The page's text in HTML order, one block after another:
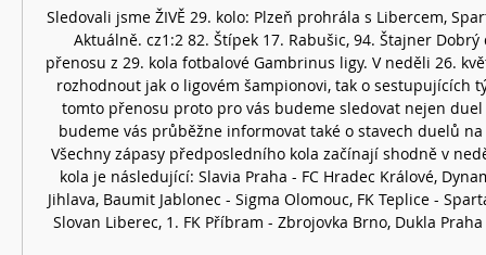
Sledovali jsme ŽIVĚ 29. kolo: Plzeň prohrála s Libercem,
Aktuálně. cz1:2 82. Štípek 17. Rabušic, 94. Štajner
přenosu z 29. kola fotbalové Gambrinus ligy. V neděli 26.
rozhodnout jak o ligovém šampionovi, tak o sestupujících
tomto přenosu proto pro vás budeme sledovat nejen duel
budeme vás průběžne informovat také o stavech duelů
Všechny zápasy předposledního kola začínají shodně v
kola je následující: Slavia Praha - FC Hradec Králové,
Jihlava, Baumit Jablonec - Sigma Olomouc, FK Teplice -
Slovan Liberec, 1. FK Příbram - Zbrojovka Brno, Dukla